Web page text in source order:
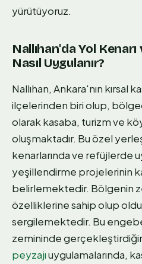
yürütüyoruz.
Nallıhan'da Yol
Nasıl Uygulanır?
Nallıhan, Ankara'nın kırsal
ilçelerinden biri olup,
olarak kasaba, turizm ve
oluşmaktadır. Bu özel
kenarlarında ve refüjlerde
yeşillendirme projelerinin
belirlemektedir. Bölgenin
özelliklerine sahip olup
sergilemektedir. Bu
zemininde
peyzajıuygulamalarında,